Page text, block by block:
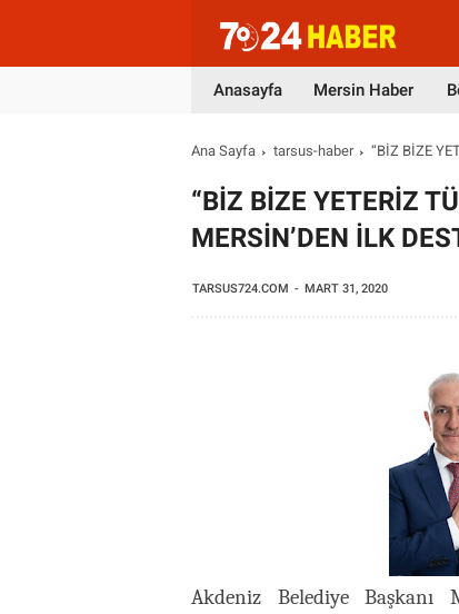
Anasayfa Mersin Haber
Ana Sayfa tarsus-haber “BİZ BİZE
“BİZ BİZE YETERİZ
MERSİN’DEN İLK
TARSUS724.COM MART 31, 2020
Akdeniz Belediye Başkanı